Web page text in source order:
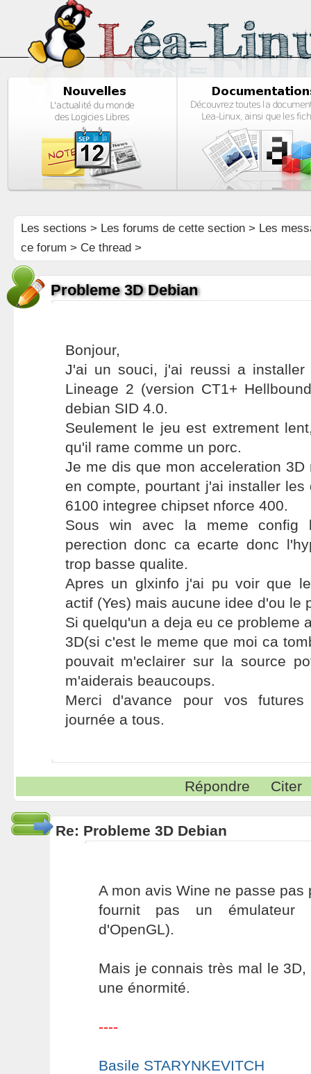
Les sections > Les forums de cette section> Les
ce forum > Ce thread >
Probleme 3D Debian
Bonjour,
J'ai un souci, j'ai reussi a
Lineage 2 (version CT1+
debian SID 4.0.
Seulement le jeu est extrement
qu'il rame comme un porc.
Je me dis que mon acceleration
en compte, pourtant j'ai installer
6100 integree chipset nforce 400.
Sous win avec la meme
perection donc ca ecarte donc
trop basse qualite.
Apres un glxinfo j'ai pu voir que
actif (Yes) mais aucune idee d'ou le
Si quelqu'un a deja eu ce probleme
3D(si c'est le meme que moi ca
pouvait m'eclairer sur la source
m'aiderais beaucoups.
Merci d'avance pour vos
journée a tous.
Répondre Citer
Re: Probleme 3D Debian
A mon avis Wine ne passe pas
fournit pas un émulateur
d'OpenGL).
Mais je connais très mal le
une énormité.
----
Basile STARYNKEVITCH